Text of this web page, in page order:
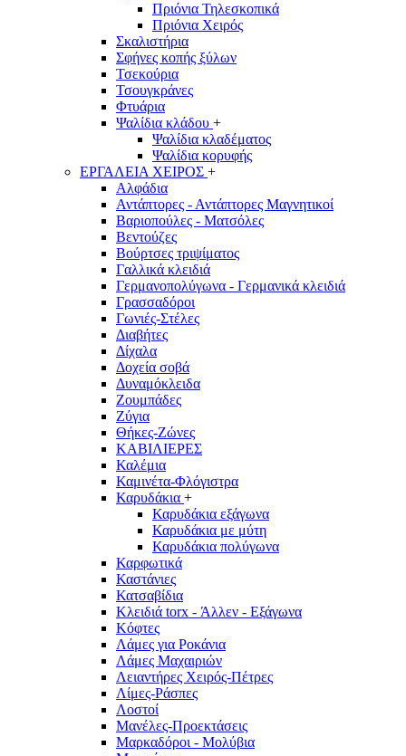
Πριόνια Τηλεσκοπικά
Πριόνια Χειρός
Σκαλιστήρια
Σφήνες κοπής ξύλων
Τσεκούρια
Τσουγκράνες
Φτυάρια
Ψαλίδια κλάδου +
Ψαλίδια κλαδέματος
Ψαλίδια κορυφής
ΕΡΓΑΛΕΙΑ ΧΕΙΡΟΣ +
Αλφάδια
Αντάπτορες - Αντάπτορες Μαγνητικοί
Βαριοπούλες - Ματσόλες
Βεντούζες
Βούρτσες τριψίματος
Γαλλικά κλειδιά
Γερμανοπολύγωνα - Γερμανικά κλειδιά
Γρασσαδόροι
Γωνιές-Στέλες
Διαβήτες
Δίχαλα
Δοχεία σοβά
Δυναμόκλειδα
Ζουμπάδες
Ζύγια
Θήκες-Ζώνες
ΚΑΒΙΛΙΕΡΕΣ
Καλέμια
Καμινέτα-Φλόγιστρα
Καρυδάκια +
Καρυδάκια εξάγωνα
Καρυδάκια με μύτη
Καρυδάκια πολύγωνα
Καρφωτικά
Καστάνιες
Κατσαβίδια
Κλειδιά torx - Άλλεν - Εξάγωνα
Κόφτες
Λάμες για Ροκάνια
Λάμες Μαχαιριών
Λειαντήρες Χειρός-Πέτρες
Λίμες-Ράσπες
Λοστοί
Μανέλες-Προεκτάσεις
Μαρκαδόροι - Μολύβια